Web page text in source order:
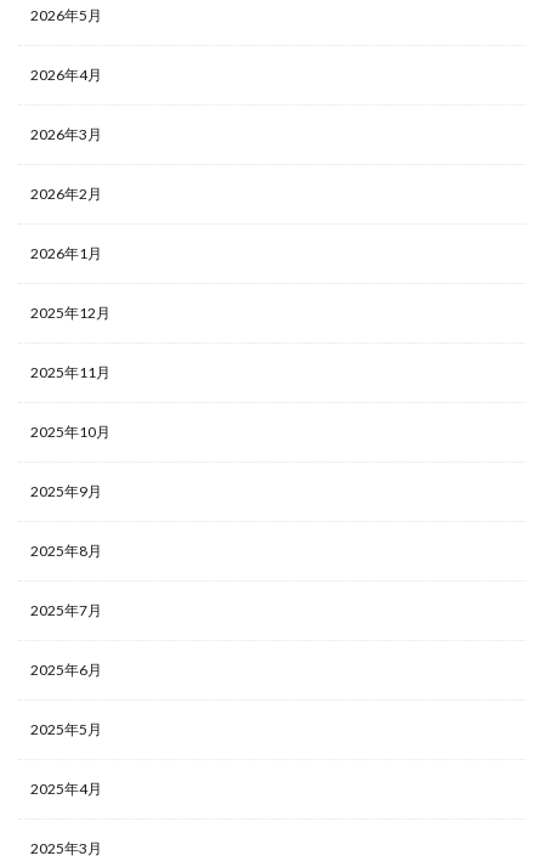
2026年5月
2026年4月
2026年3月
2026年2月
2026年1月
2025年12月
2025年11月
2025年10月
2025年9月
2025年8月
2025年7月
2025年6月
2025年5月
2025年4月
2025年3月